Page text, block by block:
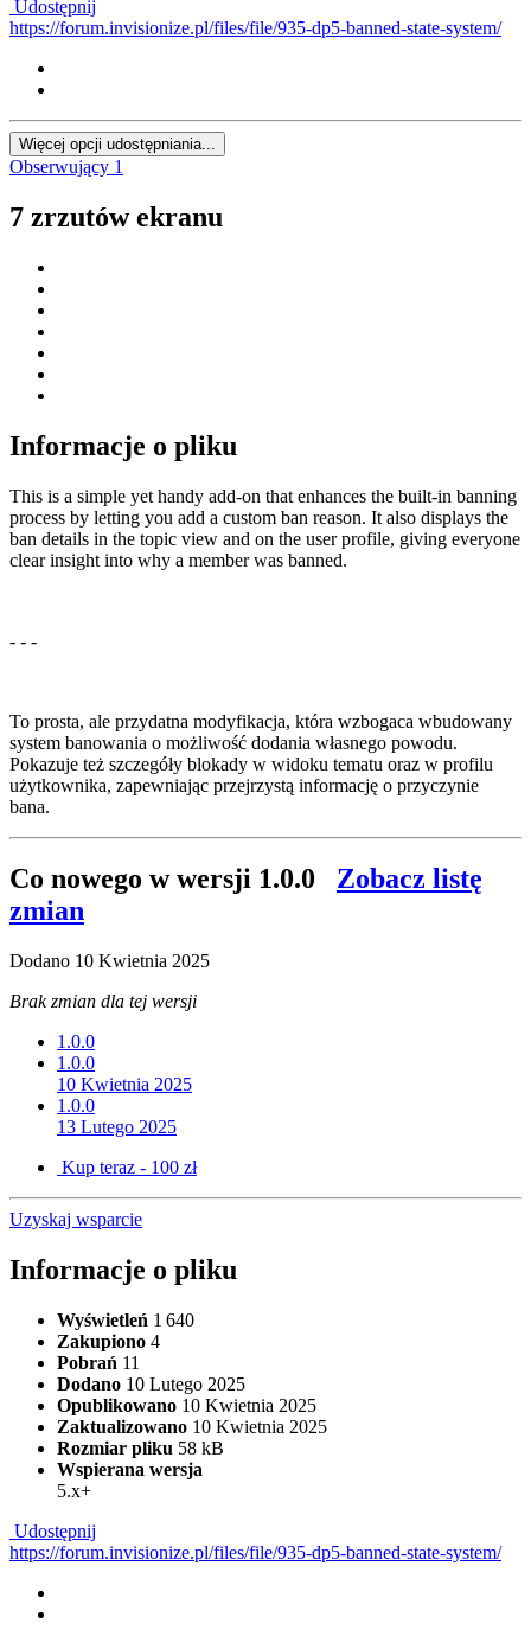
Udostępnij
https://forum.invisionize.pl/files/file/935-dp5-banned-state-system/
Więcej opcji udostępniania...
Obserwujący 1
7 zrzutów ekranu
Informacje o pliku
This is a simple yet handy add-on that enhances the built-in banning
process by letting you add a custom ban reason. It also displays the
ban details in the topic view and on the user profile, giving everyone
clear insight into why a member was banned.
- - -
To prosta, ale przydatna modyfikacja, która wzbogaca wbudowany
system banowania o możliwość dodania własnego powodu.
Pokazuje też szczegóły blokady w widoku tematu oraz w profilu
użytkownika, zapewniając przejrzystą informację o przyczynie
bana.
Co nowego w wersji 1.0.0
Zobacz listę
zmian
Dodano 10 Kwietnia 2025
Brak zmian dla tej wersji
1.0.0
1.0.0
10 Kwietnia 2025
1.0.0
13 Lutego 2025
Kup teraz - 100 zł
Uzyskaj wsparcie
Informacje o pliku
Wyświetleń 1 640
Zakupiono 4
Pobrań 11
Dodano 10 Lutego 2025
Opublikowano 10 Kwietnia 2025
Zaktualizowano 10 Kwietnia 2025
Rozmiar pliku 58 kB
Wspierana wersja
5.x+
Udostępnij
https://forum.invisionize.pl/files/file/935-dp5-banned-state-system/